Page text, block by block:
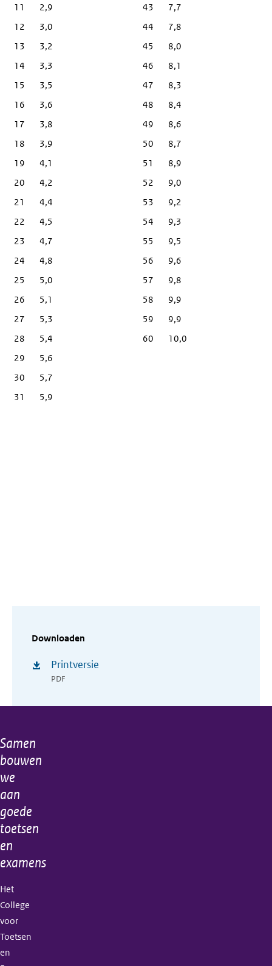
Downloaden
Printversie
PDF
11
2,9
12
3,0
13
3,2
14
3,3
15
3,5
16
3,6
17
3,8
18
3,9
19
4,1
20
4,2
21
4,4
22
4,5
23
4,7
24
4,8
25
5,0
26
5,1
27
5,3
28
5,4
29
5,6
30
5,7
31
5,9
43
7,7
44
7,8
45
8,0
46
8,1
47
8,3
48
8,4
49
8,6
50
8,7
51
8,9
52
9,0
53
9,2
54
9,3
55
9,5
56
9,6
57
9,8
58
9,9
59
9,9
60
10,0
Algemene
informatie
Samen
bouwen
we
aan
goede
toetsen
en
examens
Het
College
voor
Toetsen
en